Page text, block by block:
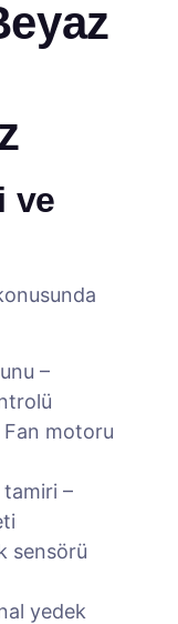
ve
–
Fan motoru
tamiri –
sensörü
yedek